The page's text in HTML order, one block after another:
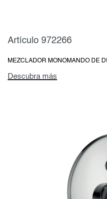
Artículo 972266
MEZCLADOR MONOMANDO DE
Descubra más